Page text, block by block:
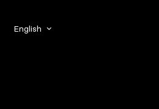
English